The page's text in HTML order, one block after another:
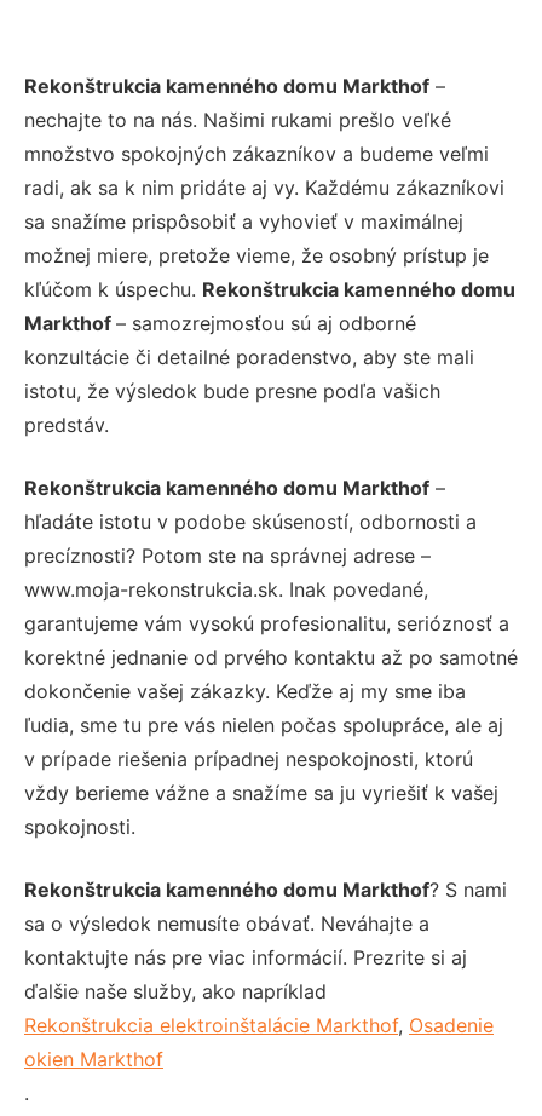
Rekonštrukcia kamenného domu Markthof –
nechajte to na nás. Našimi rukami prešlo veľké
množstvo spokojných zákazníkov a budeme veľmi
radi, ak sa k nim pridáte aj vy. Každému zákazníkovi
sa snažíme prispôsobiť a vyhovieť v maximálnej
možnej miere, pretože vieme, že osobný prístup je
kľúčom k úspechu. Rekonštrukcia kamenného domu
Markthof – samozrejmosťou sú aj odborné
konzultácie či detailné poradenstvo, aby ste mali
istotu, že výsledok bude presne podľa vašich
predstáv.
Rekonštrukcia kamenného domu Markthof –
hľadáte istotu v podobe skúseností, odbornosti a
precíznosti? Potom ste na správnej adrese –
www.moja-rekonstrukcia.sk. Inak povedané,
garantujeme vám vysokú profesionalitu, serióznosť a
korektné jednanie od prvého kontaktu až po samotné
dokončenie vašej zákazky. Keďže aj my sme iba
ľudia, sme tu pre vás nielen počas spolupráce, ale aj
v prípade riešenia prípadnej nespokojnosti, ktorú
vždy berieme vážne a snažíme sa ju vyriešiť k vašej
spokojnosti.
Rekonštrukcia kamenného domu Markthof? S nami
sa o výsledok nemusíte obávať. Neváhajte a
kontaktujte nás pre viac informácií. Prezrite si aj
ďalšie naše služby, ako napríklad
Rekonštrukcia elektroinštalácie Markthof, Osadenie
okien Markthof
.